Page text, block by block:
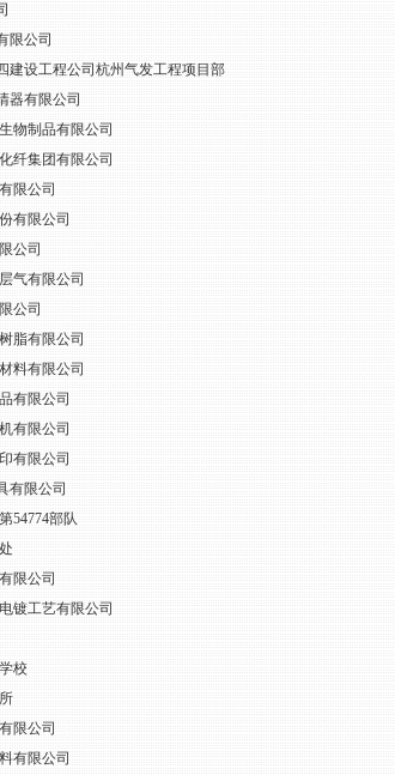
限公司
建设工程公司杭州气发工程项目部
器有限公司
物制品有限公司
纤集团有限公司
限公司
有限公司
公司
气有限公司
公司
脂有限公司
料有限公司
有限公司
有限公司
有限公司
有限公司
54774部队
限公司
镀工艺有限公司
校
限公司
有限公司